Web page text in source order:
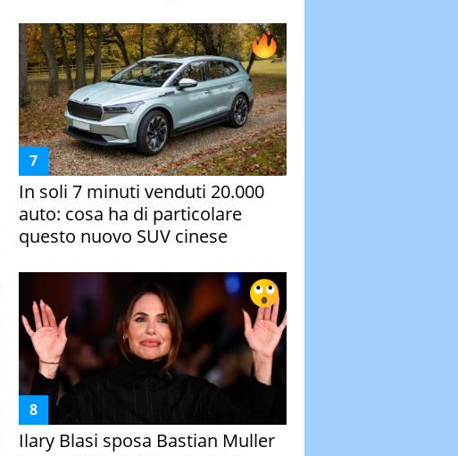
In soli 7 minuti venduti 20.000
auto: cosa ha di particolare
questo nuovo SUV cinese
Ilary Blasi sposa Bastian Muller